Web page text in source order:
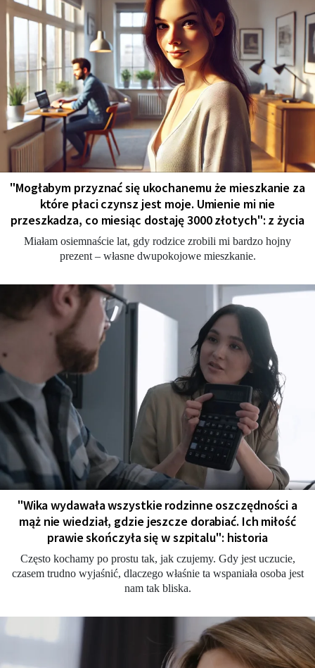
"Мogłabym przyznać się ukochanemu że mieszkanie za
które płaci czynsz jest moje. Umienie mi nie
przeszkadza, co miesiąc dostaję 3000 złotych": z życia
Miałam osiemnaście lat, gdy rodzice zrobili mi bardzo hojny
prezent – własne dwupokojowe mieszkanie.
"Wika wydawała wszystkie rodzinne oszczędności a
mąż nie wiedział, gdzie jeszcze dorabiać. Ich miłość
prawie skończyła się w szpitalu": historia
Często kochamy po prostu tak, jak czujemy. Gdy jest uczucie,
czasem trudno wyjaśnić, dlaczego właśnie ta wspaniała osoba jest
nam tak bliska.